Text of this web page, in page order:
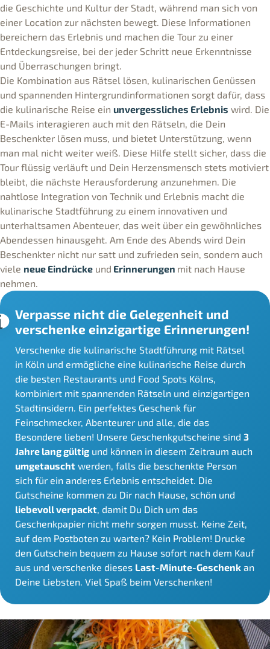
die Geschichte und Kultur der Stadt, während man sich von
einer Location zur nächsten bewegt. Diese Informationen
bereichern das Erlebnis und machen die Tour zu einer
Entdeckungsreise, bei der jeder Schritt neue Erkenntnisse
und Überraschungen bringt.
Die Kombination aus Rätsel lösen, kulinarischen Genüssen
und spannenden Hintergrundinformationen sorgt dafür, dass
die kulinarische Reise ein unvergessliches Erlebnis wird. Die
E-Mails interagieren auch mit den Rätseln, die Dein
Beschenkter lösen muss, und bietet Unterstützung, wenn
man mal nicht weiter weiß. Diese Hilfe stellt sicher, dass die
Tour flüssig verläuft und Dein Herzensmensch stets motiviert
bleibt, die nächste Herausforderung anzunehmen. Die
nahtlose Integration von Technik und Erlebnis macht die
kulinarische Stadtführung zu einem innovativen und
unterhaltsamen Abenteuer, das weit über ein gewöhnliches
Abendessen hinausgeht. Am Ende des Abends wird Dein
Beschenkter nicht nur satt und zufrieden sein, sondern auch
viele neue Eindrücke und Erinnerungen mit nach Hause
nehmen.
Verpasse nicht die Gelegenheit und
verschenke einzigartige Erinnerungen!
Verschenke die kulinarische Stadtführung mit Rätsel
in Köln und ermögliche eine kulinarische Reise durch
die besten Restaurants und Food Spots Kölns,
kombiniert mit spannenden Rätseln und einzigartigen
Stadtinsidern. Ein perfektes Geschenk für
Feinschmecker, Abenteurer und alle, die das
Besondere lieben! Unsere Geschenkgutscheine sind3
Jahre lang gültig und können in diesem Zeitraum auch
umgetauscht werden, falls die beschenkte Person
sich für ein anderes Erlebnis entscheidet. Die
Gutscheine kommen zu Dir nach Hause, schön und
liebevoll verpackt, damit Du Dich um das
Geschenkpapier nicht mehr sorgen musst. Keine Zeit,
auf dem Postboten zu warten? Kein Problem! Drucke
den Gutschein bequem zu Hause sofort nach dem Kauf
aus und verschenke dieses Last-Minute-Geschenk an
Deine Liebsten. Viel Spaß beim Verschenken!